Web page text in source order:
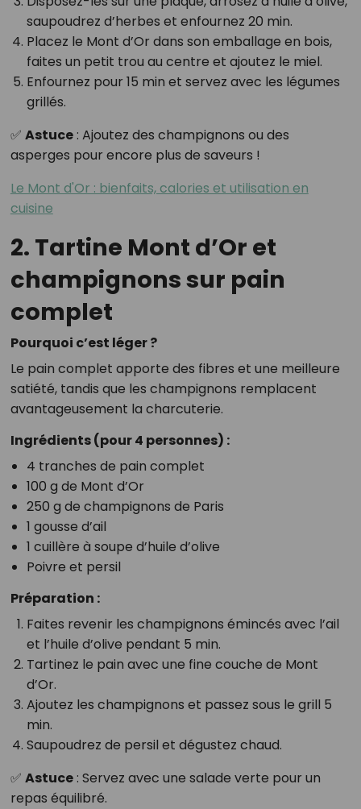
saupoudrez d’herbes et enfournez 20 min.
Placez le Mont d’Or dans son emballage en bois,
faites un petit trou au centre et ajoutez le miel.
Enfournez pour 15 min et servez avec les légumes
grillés.
✅ Astuce: Ajoutez des champignons ou des
asperges pour encore plus de saveurs !
Le Mont d'Or : bienfaits, calories et utilisation en
cuisine
2. Tartine Mont d’Or et
champignons sur pain
complet
Pourquoi c’est léger ?
Le pain complet apporte des fibres et une meilleure
satiété, tandis que les champignons remplacent
avantageusement la charcuterie.
Ingrédients (pour 4 personnes) :
4 tranches de pain complet
100 g de Mont d’Or
250 g de champignons de Paris
1 gousse d’ail
1 cuillère à soupe d’huile d’olive
Poivre et persil
Préparation :
Faites revenir les champignons émincés avec l’ail
et l’huile d’olive pendant 5 min.
Tartinez le pain avec une fine couche de Mont
d’Or.
Ajoutez les champignons et passez sous le grill 5
min.
Saupoudrez de persil et dégustez chaud.
✅ Astuce: Servez avec une salade verte pour un
repas équilibré.